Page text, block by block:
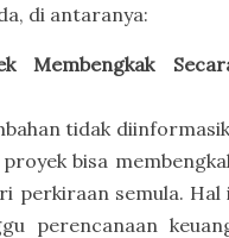
di antaranya:
Membengkak
tidak
bisa
perkiraan semula. Hal
perencanaan